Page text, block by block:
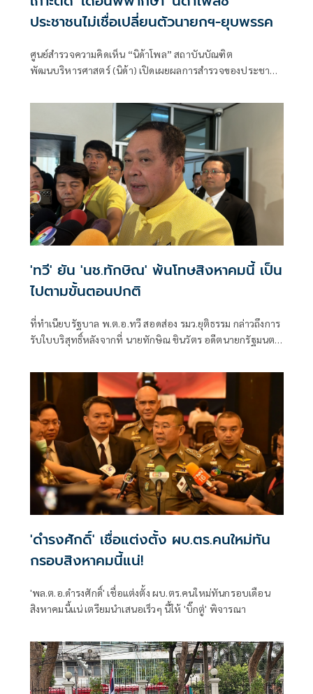
ประชาชนไม่เชื่อเปลี่ยนตัวนายกฯ-ยุบพรรค
ศูนย์สำรวจความคิดเห็น “นิด้าโพล” สถาบันบัณฑิต
พัฒนบริหารศาสตร์ (นิด้า) เปิดเผยผลการสำรวจของประชาชน
พิพากษา” ทำการสำรวจระหว่างวันที่ 25 กรกฎาคม ถึง 1
สิงหาคม 2567 จากประชาชนที่มีอายุ 18 ปีขึ้นไป
'ทวี' ยัน 'นช.ทักษิณ' พ้นโทษ​สิงหาคมนี้ เป็น
ไปตามขั้นตอนปกติ
ที่ทำเนียบรัฐบาล พ.ต.อ.ทวี​ สอดส่อง​ รมว.ยุติธรรม​ กล่าวถึงการ
รับใบบริสุทธิ์​หลังจากที่ นายทักษิณ​ ชินวัตร​ อดีตนายกรัฐมนตรี​
'ดำรงศักดิ์' เชื่อแต่งตั้ง ผบ.ตร.คนใหม่ทัน
กรอบสิงหาคมนี้แน่!
'พล.ต.อ.ดำรงศักดิ์' เชื่อแต่งตั้ง ผบ.ตร.คนใหม่ทันกรอบเดือน
สิงหาคมนี้แน่ เตรียมนำเสนอเร็วๆ นี้ให้ 'บิ๊กตู่' พิจารณา